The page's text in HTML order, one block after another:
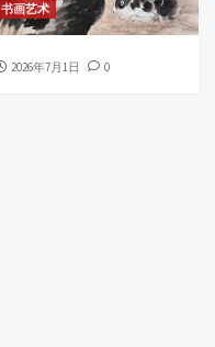
书画艺术
2026年7月1日 0